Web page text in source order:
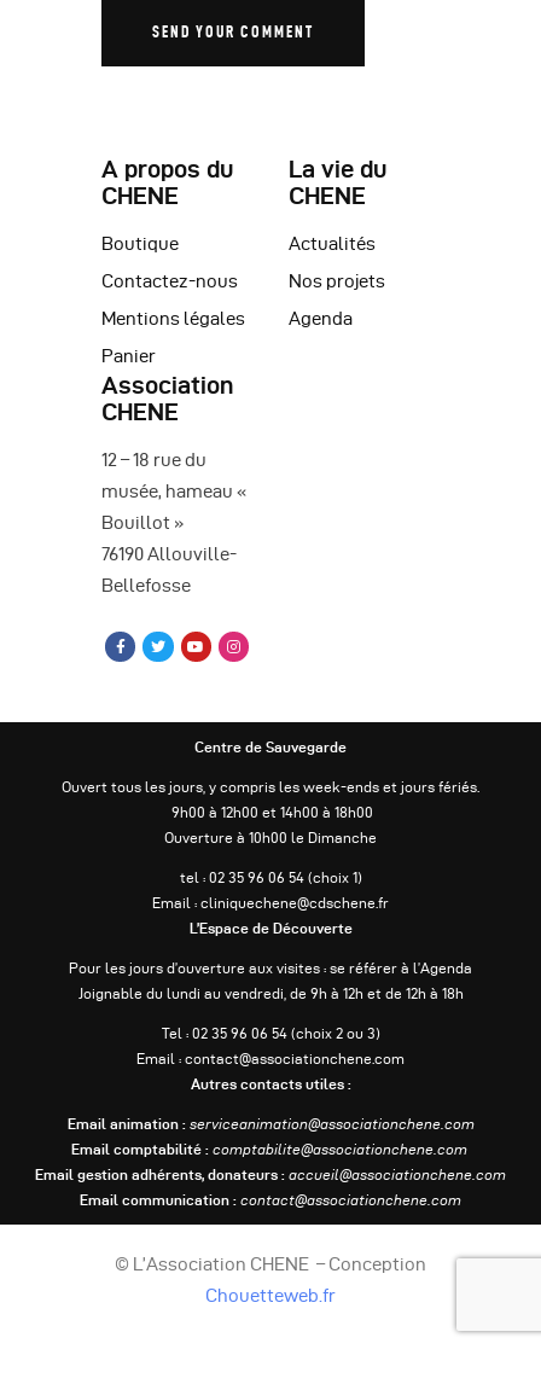
A propos du
CHENE
Boutique
Contactez-nous
Mentions légales
Panier
La vie du
CHENE
Actualités
Nos projets
Agenda
Association
CHENE
12 – 18 rue du
musée, hameau «
Bouillot »
76190 Allouville-
Bellefosse
Centre de Sauvegarde
Ouvert tous les jours, y compris les week-ends et jours fériés.
9h00 à 12h00 et 14h00 à 18h00
Ouverture à 10h00 le Dimanche
tel : 02 35 96 06 54 (choix 1)
Email : cliniquechene@cdschene.fr
L’Espace de Découverte
Pour les jours d’ouverture aux visites : se référer à l’Agenda
Joignable du lundi au vendredi, de 9h à 12h et de 12h à 18h
Tel : 02 35 96 06 54 (choix 2 ou 3)
Email : contact@associationchene.com
Autres contacts utiles :
Email animation : serviceanimation@associationchene.com
Email comptabilité : comptabilite@associationchene.com
Email gestion adhérents, donateurs : accueil@associationchene.com
Email communication : contact@associationchene.com
© L’Association CHENE – Conception
Chouetteweb.fr